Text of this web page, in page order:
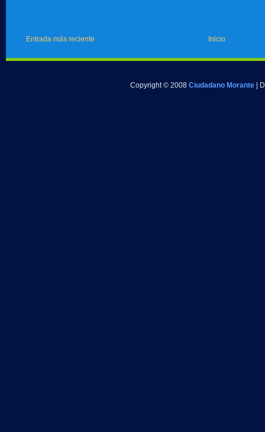
Entrada más reciente Inicio
Copyright © 2008 Ciudadano Morante |